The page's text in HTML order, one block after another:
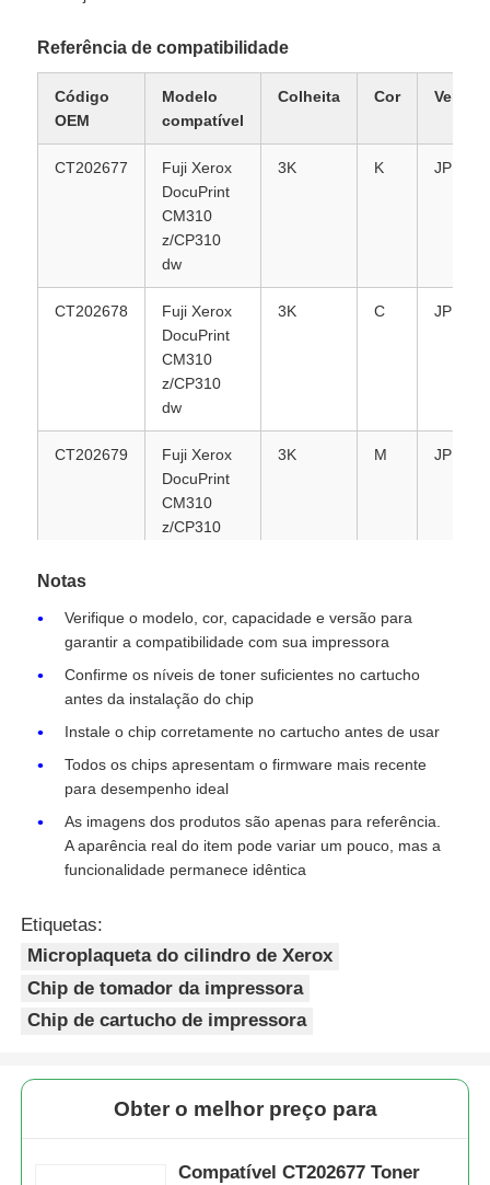
notícias
Todos os casos
Pedir um orçamento
HP TONER CHIP
Xerox Toner Chip
Chip de Toner Lexmark
Chip de tonificador Samsung
Chip de toner OKI
Chip do Toner Brother
Chip de Toner Ricoh
Chip Afiado
Partes de impressoras e copiadoras
Unidade de tambor e fusor
Referência de compatibilidade
Código
OEM
Modelo
compatível
Colheita Cor Versão
CT202677
Fuji Xerox
DocuPrint
CM310
z/CP310
dw
3K K JP
CT202678
Fuji Xerox
DocuPrint
CM310
z/CP310
dw
3K C JP
CT202679
Fuji Xerox
DocuPrint
CM310
z/CP310
3K M JP
DocuPrint
CM310
z/CP310
dw
CT202681
Fuji Xerox
DocuPrint
CM310
z/CP310
dw
6K K JP
Fuji Xerox
z/CP310
dw
CT202683
Fuji Xerox
CM310
6K
Fuji Xerox
6K S
Notas
Verifique o modelo, cor, capacidade e versão para
garantir a compatibilidade com sua impressora
Confirme os níveis de toner suficientes no cartucho
antes da instalação do chip
Instale o chip corretamente no cartucho antes de usar
Todos os chips apresentam o firmware mais recente
para desempenho ideal
As imagens dos produtos são apenas para referência.
A aparência real do item pode variar um pouco, mas a
funcionalidade permanece idêntica
Etiquetas:
Microplaqueta do cilindro de Xerox
Chip de tomador da impressora
Chip de cartucho de impressora
Obter o melhor preço para
Compatível CT202677 Toner